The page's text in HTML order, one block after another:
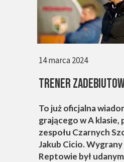
To już oficjalna
grającego w A klasie,
zespołu Czarnych
Jakub Cicio. Wygrany
Reptowie był
TRENER
14 marca 2024